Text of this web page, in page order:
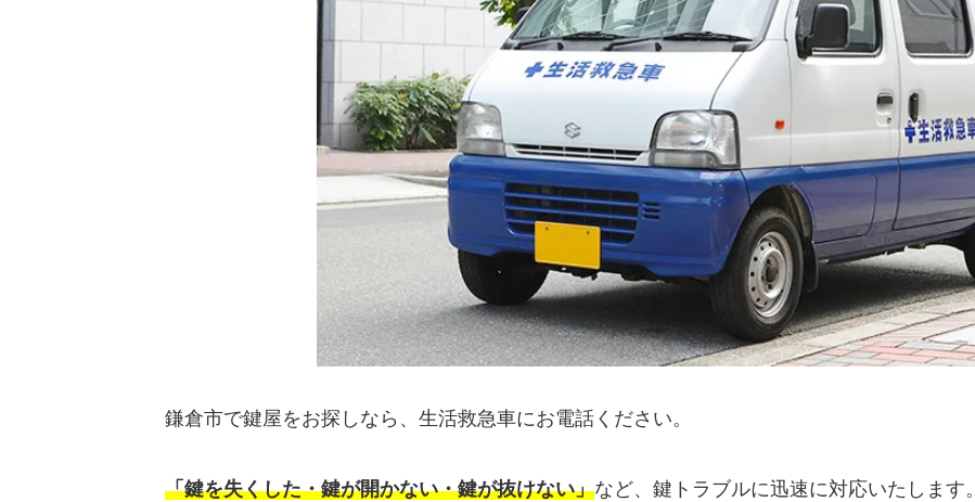
鎌倉市で鍵屋をお探しなら、生活救急車にお電話ください。
「鍵を失くした・鍵が開かない・鍵が抜けない」など、鍵トラブルに迅速に対応いたします。